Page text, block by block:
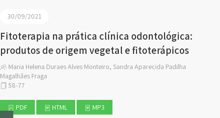
30/09/2021
Fitoterapia na prática clínica odontológica:
produtos de origem vegetal e fitoterápicos
Maria Helena Duraes Alves Monteiro, Sandra Aparecida Padilha
Magalhães Fraga
58-77
PDF HTML MP3